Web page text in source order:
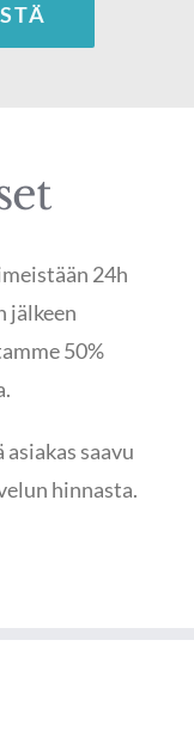
24h
jälkeen
50%
saavu
hinnasta.